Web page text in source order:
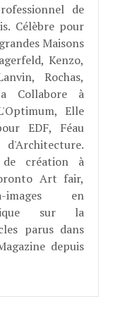
de
Célèbre pour
Maisons
Kenzo,
Rochas,
Collabore à
Elle
EDF, Féau
de création à
Art fair,
images en
sur la
parus dans
depuis